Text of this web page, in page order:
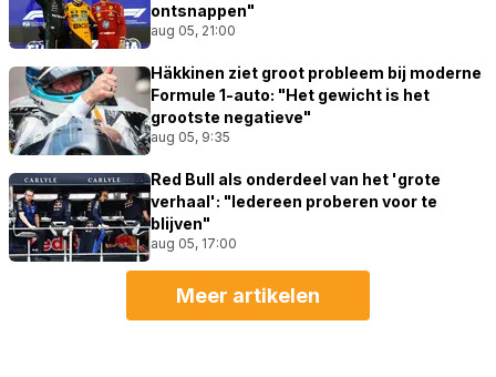
ontsnappen"
aug 05, 21:00
Häkkinen ziet groot probleem bij moderne
Formule 1-auto: "Het gewicht is het
grootste negatieve"
aug 05, 9:35
Red Bull als onderdeel van het 'grote
verhaal': "Iedereen proberen voor te
blijven"
aug 05, 17:00
Meer artikelen